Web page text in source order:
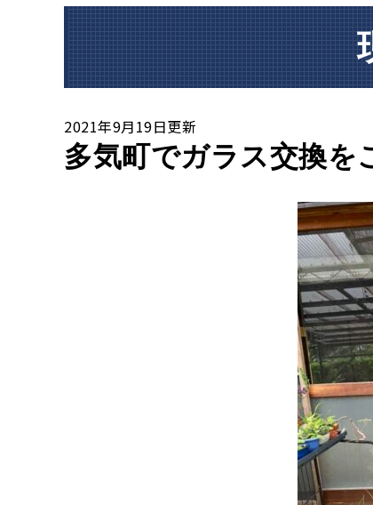
2021年9月19日更新
多気町でガラス交換を